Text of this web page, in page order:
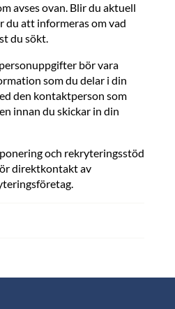
avses ovan. Blir du aktuell
du att informeras om vad
du sökt.
bör vara
som du delar i din
den kontaktperson som
innan du skickar in din
och rekryteringsstöd
direktkontakt av